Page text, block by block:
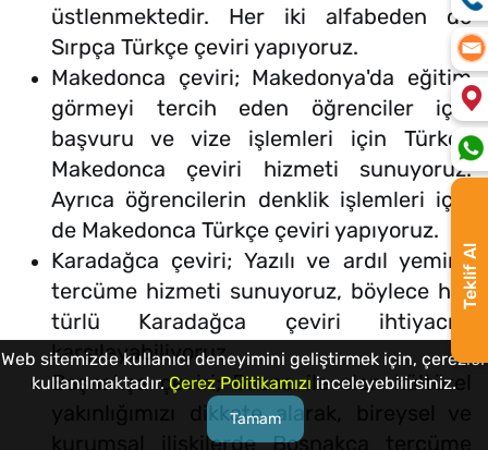
üstlenmektedir. Her iki alfabeden de
Sırpça Türkçe çeviri yapıyoruz.
Makedonca çeviri; Makedonya'da eğitim
görmeyi tercih eden öğrenciler için
başvuru ve vize işlemleri için Türkçe
Makedonca çeviri hizmeti sunuyoruz.
Ayrıca öğrencilerin denklik işlemleri için
de Makedonca Türkçe çeviri yapıyoruz.
Karadağca çeviri; Yazılı ve ardıl yeminli
tercüme hizmeti sunuyoruz, böylece her
türlü Karadağca çeviri ihtiyacını
karşılayabiliyoruz.
Boşnakça çeviri; Bosna ile olan kültürel
yakınlığımızı dikkate alarak, bireysel ve
kurumsal ilişkilerde Boşnakça tercüme
Teklif Al
Web sitemizde kullanıcı deneyimini geliştirmek için, çerezler
kullanılmaktadır. Çerez Politikamızı inceleyebilirsiniz.
Tamam